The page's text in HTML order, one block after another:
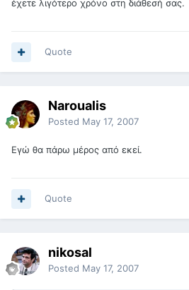
έχετε λιγότερο χρόνο στη διάθεσή σας.
Quote
Naroualis
Posted May 17, 2007
Εγώ θα πάρω μέρος από εκεί.
Quote
nikosal
Posted May 17, 2007